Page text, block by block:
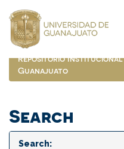
navigation
Repositorio Institucional
Guanajuato
Search
Search: